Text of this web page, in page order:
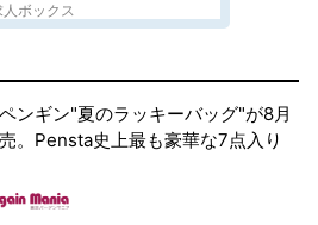
ボックス
ンギン"夏のラッキーバッグ"が8月
。Pensta史上最も豪華な7点入り